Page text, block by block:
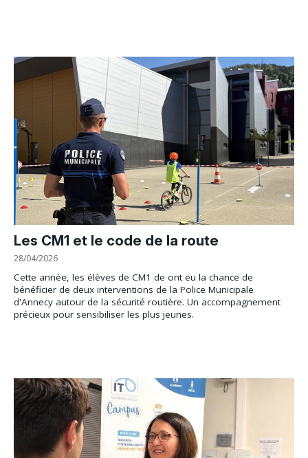
Les CM1 et le code de la route
28/04/2026
Cette année, les élèves de CM1 de ont eu la chance de
bénéficier de deux interventions de la Police Municipale
d'Annecy autour de la sécurité routière. Un accompagnement
précieux pour sensibiliser les plus jeunes.